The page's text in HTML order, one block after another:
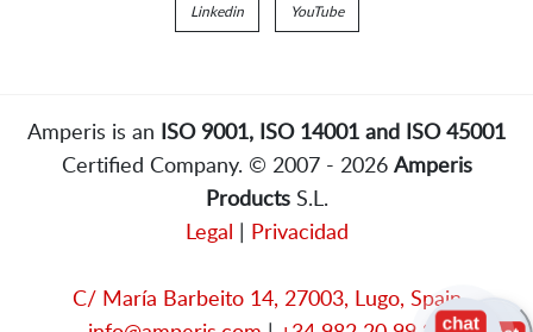
Linkedin YouTube
Amperis is an ISO 9001, ISO 14001 and ISO 45001
Certified Company. © 2007 - 2026 Amperis
ProductsS.L.
Legal | Privacidad
C/ María Barbeito 14, 27003, Lugo, Spain